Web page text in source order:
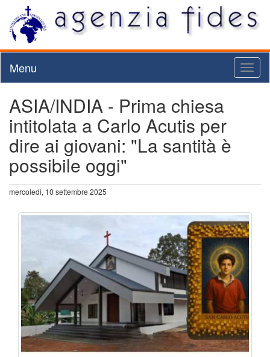
Menu
ASIA/INDIA - Prima chiesa
intitolata a Carlo Acutis per
dire ai giovani: "La santità è
possibile oggi"
mercoledì, 10 settembre 2025